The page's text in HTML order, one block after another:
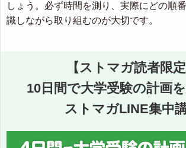
しょう。必ず時間を測り、実際にどの順
識しながら取り組むのが大切です。
【ストマガ読者限定
10日間で大学受験の計画
ストマガLINE集中